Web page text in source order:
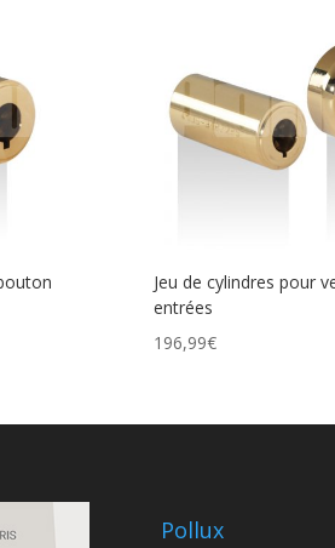
Jeu de cylindres pour
entrées
196,99€
Pollux